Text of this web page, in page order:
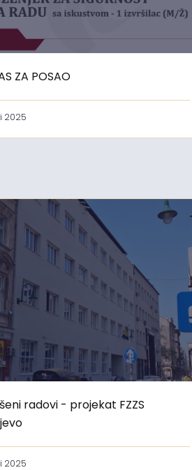
ZA POSAO
2025
radovi - projekat FZZS
2025